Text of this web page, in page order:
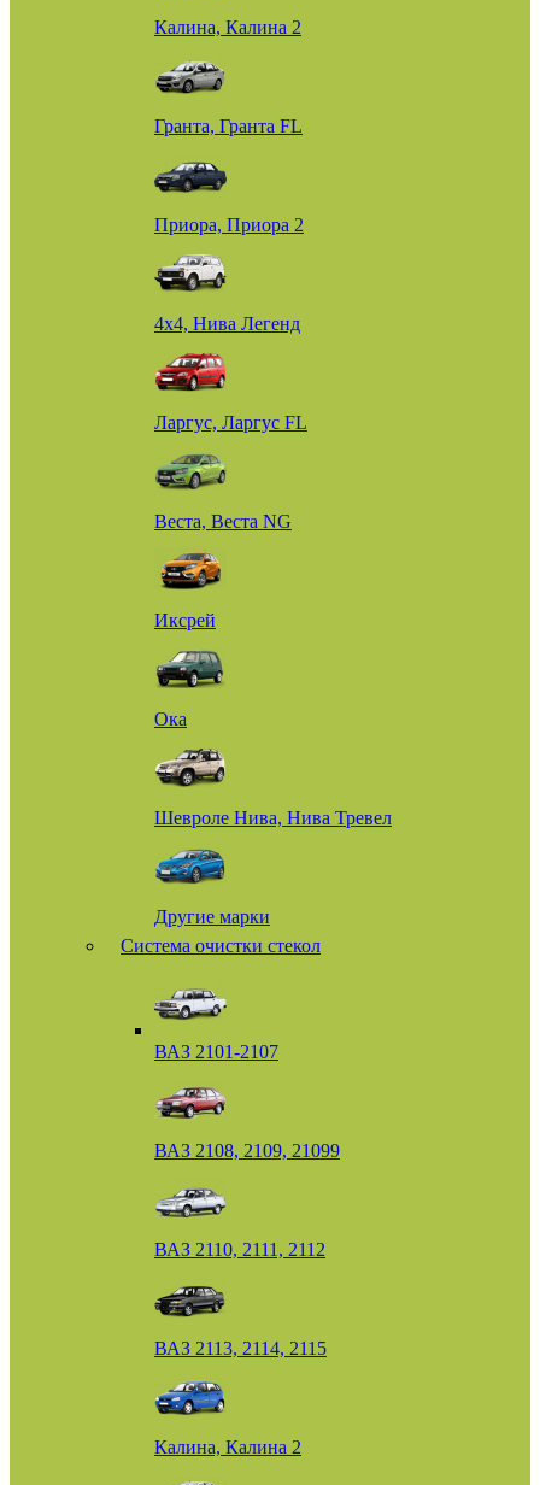
Калина, Калина 2
Гранта, Гранта FL
Приора, Приора 2
4х4, Нива Легенд
Ларгус, Ларгус FL
Веста, Веста NG
Иксрей
Ока
Шевроле Нива, Нива Тревел
Другие марки
Система очистки стекол
ВАЗ 2101-2107
ВАЗ 2108, 2109, 21099
ВАЗ 2110, 2111, 2112
ВАЗ 2113, 2114, 2115
Калина, Калина 2